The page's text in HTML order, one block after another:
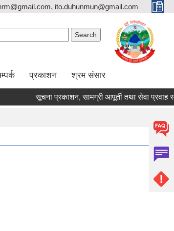
ito.duhunmun@gmail.com
प्रकाशन श्रम संसार
सूचना प्रकाशन, सामग्री आपूर्ती तथा सेवा प्रवाह